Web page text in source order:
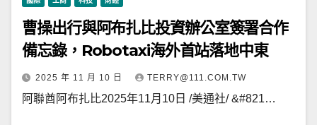
曹操出行與阿布扎比投資辦公室簽署合作
備忘錄，Robotaxi海外首站落地中東
2025 年 11 月 10 日 TERRY@111.COM.TW
阿聯酋阿布扎比2025年11月10日 /美通社/ &#821…